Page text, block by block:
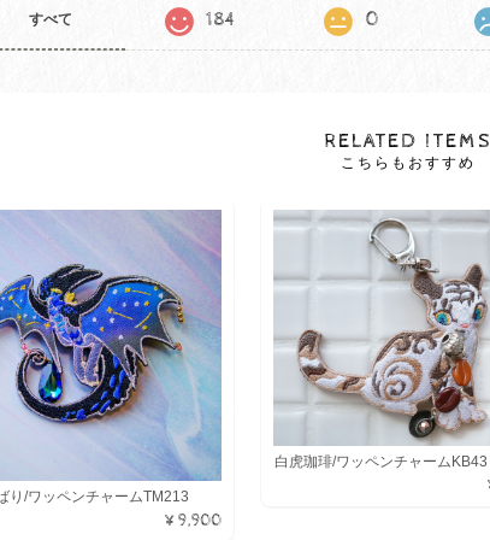
すべて 184 0
RELATED ITEMS
こちらもおすすめ
り/ワッペンチャームTM213
¥9,900
白虎珈琲/ワッペンチャームKB43